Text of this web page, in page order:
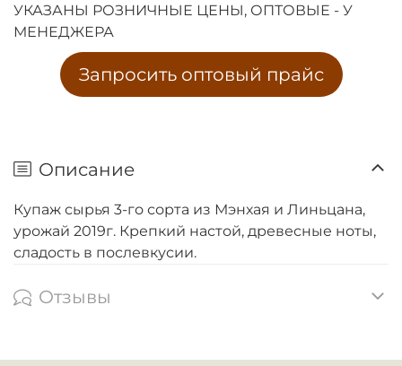
УКАЗАНЫ РОЗНИЧНЫЕ ЦЕНЫ, ОПТОВЫЕ - У
МЕНЕДЖЕРА
Запросить оптовый прайс
Описание
Купаж сырья 3-го сорта из Мэнхая и Линьцана,
урожай 2019г. Крепкий настой, древесные ноты,
сладость в послевкусии.
Отзывы